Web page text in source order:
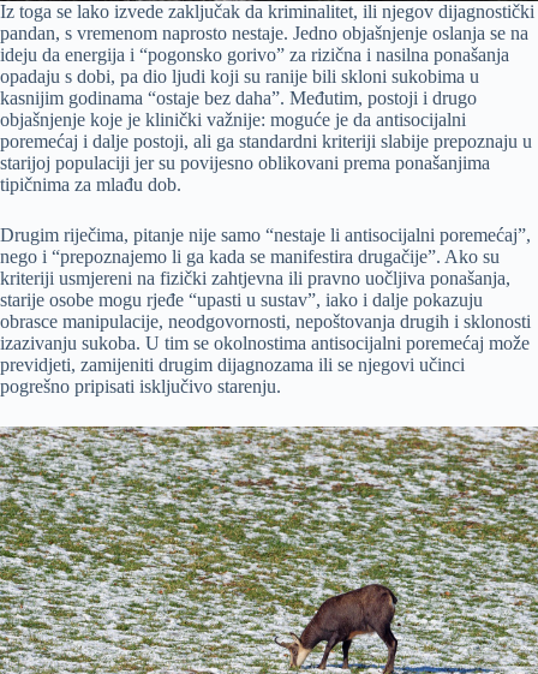
Iz toga se lako izvede zaključak da kriminalitet, ili njegov dijagnostički
pandan, s vremenom naprosto nestaje. Jedno objašnjenje oslanja se na
ideju da energija i “pogonsko gorivo” za rizična i nasilna ponašanja
opadaju s dobi, pa dio ljudi koji su ranije bili skloni sukobima u
kasnijim godinama “ostaje bez daha”. Međutim, postoji i drugo
objašnjenje koje je klinički važnije: moguće je da antisocijalni
poremećaj i dalje postoji, ali ga standardni kriteriji slabije prepoznaju u
starijoj populaciji jer su povijesno oblikovani prema ponašanjima
tipičnima za mlađu dob.
Drugim riječima, pitanje nije samo “nestaje li antisocijalni poremećaj”,
nego i “prepoznajemo li ga kada se manifestira drugačije”. Ako su
kriteriji usmjereni na fizički zahtjevna ili pravno uočljiva ponašanja,
starije osobe mogu rjeđe “upasti u sustav”, iako i dalje pokazuju
obrasce manipulacije, neodgovornosti, nepoštovanja drugih i sklonosti
izazivanju sukoba. U tim se okolnostima antisocijalni poremećaj može
previdjeti, zamijeniti drugim dijagnozama ili se njegovi učinci
pogrešno pripisati isključivo starenju.